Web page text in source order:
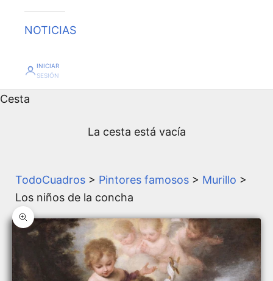
NOTICIAS
INICIAR
SESIÓN
Cesta
La cesta está vacía
TodoCuadros > Pintores famosos > Murillo >
Los niños de la concha
Zoom